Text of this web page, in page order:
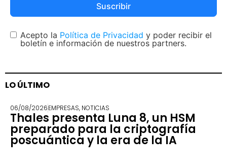
Suscribir
Acepto la Política de Privacidad y poder recibir el
boletín e información de nuestros partners.
LO ÚLTIMO
06/08/2026EMPRESAS, NOTICIAS
Thales presenta Luna 8, un HSM
preparado para la criptografía
poscuántica y la era de la IA